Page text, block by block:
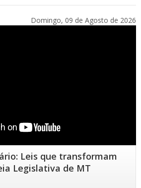
Domingo, 09 de Agosto de 2026
Leis que transformam
Legislativa de MT